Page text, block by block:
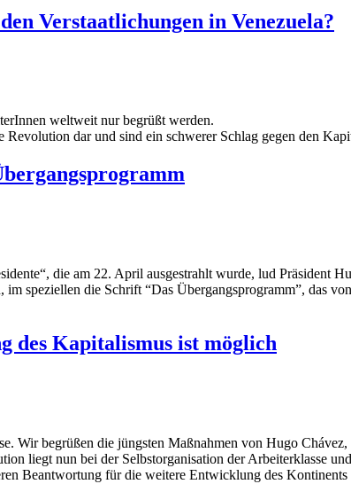
Verstaatlichungen in Venezuela?
weltweit nur begrüßt werden.
dar und sind ein schwerer Schlag gegen den
die am 22. April ausgestrahlt wurde, lud Präsident
speziellen die Schrift “Das Übergangsprogramm”, das
des Kapitalismus ist möglich
Wir begrüßen die jüngsten Maßnahmen von Hugo
liegt nun bei der Selbstorganisation der Arbeiterklasse
Beantwortung für die weitere Entwicklung des Kontinents